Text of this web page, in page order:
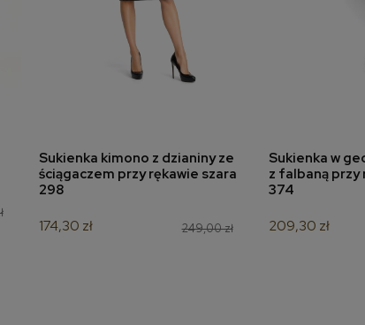
dodaj do koszyka
Sukienka kimono z dzianiny ze
ściągaczem przy rękawie szara
298
249,00 zł
174,30 zł
dodaj
Sukienka w
z falbaną przy
374
209,30 zł